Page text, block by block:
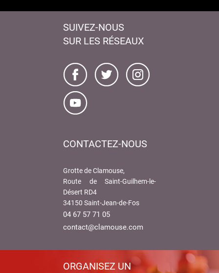
SUIVEZ-NOUS
SUR LES RÉSEAUX
CONTACTEZ-NOUS
Grotte de Clamouse,
Route de Saint-Guilhem-le-
Désert RD4
34150 Saint-Jean-de-Fos
04 67 57 71 05
contact@clamouse.com
ORGANISEZ UN